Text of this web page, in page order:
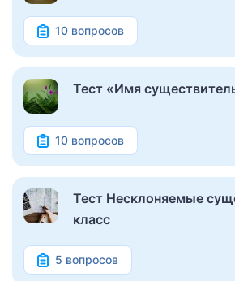
10 вопросов
Тест «Имя
10 вопросов
Тест Несклоняемые
класс
5 вопросов